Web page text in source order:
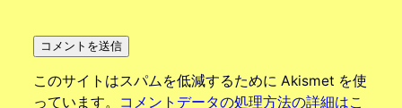
このサイトはスパムを低減するために Akismet を使
っています。
コメントデータの処理方法の詳細はこ